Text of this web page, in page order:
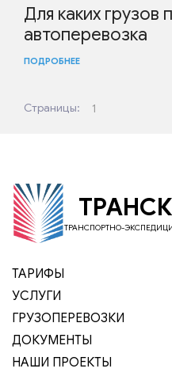
Для каких грузов
автоперевозка
ПОДРОБНЕЕ
Страницы: 1
ТРАНСПОРТНО-
ТАРИФЫ
УСЛУГИ
ГРУЗОПЕРЕВОЗКИ
ДОКУМЕНТЫ
НАШИ ПРОЕКТЫ